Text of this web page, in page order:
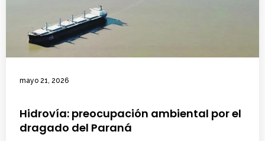
mayo 21, 2026
Hidrovía: preocupación ambiental por el
dragado del Paraná